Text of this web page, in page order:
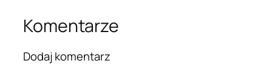
Komentarze
Dodaj komentarz